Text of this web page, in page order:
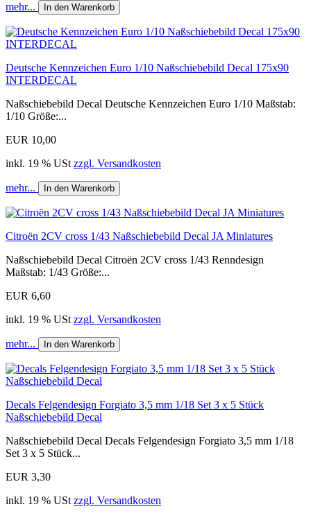
mehr... In den Warenkorb
Deutsche Kennzeichen Euro 1/10 Naßschiebebild Decal 175x90
INTERDECAL
Naßschiebebild Decal Deutsche Kennzeichen Euro 1/10 Maßstab:
1/10 Größe:...
EUR 10,00
inkl. 19 % USt zzgl. Versandkosten
mehr... In den Warenkorb
Citroën 2CV cross 1/43 Naßschiebebild Decal JA Miniatures
Naßschiebebild Decal Citroën 2CV cross 1/43 Renndesign
Maßstab: 1/43 Größe:...
EUR 6,60
inkl. 19 % USt zzgl. Versandkosten
mehr... In den Warenkorb
Decals Felgendesign Forgiato 3,5 mm 1/18 Set 3 x 5 Stück
Naßschiebebild Decal
Naßschiebebild Decal Decals Felgendesign Forgiato 3,5 mm 1/18
Set 3 x 5 Stück...
EUR 3,30
inkl. 19 % USt zzgl. Versandkosten